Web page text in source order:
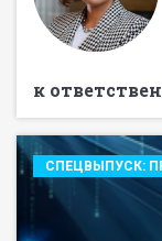
к
СПЕЦВЫПУСК: